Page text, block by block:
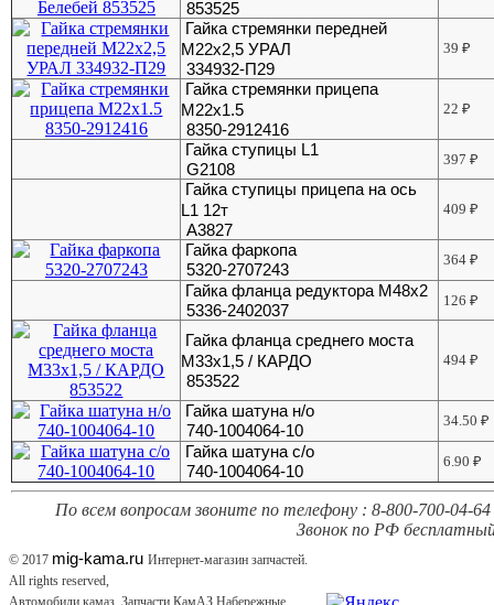
853525
Гайка стремянки передней
М22х2,5 УРАЛ
334932-П29
39₽
Гайка стремянки прицепа
М22х1.5
8350-2912416
22₽
Гайка ступицы L1
G2108
397₽
Гайка ступицы прицепа на ось
L1 12т
А3827
409₽
Гайка фаркопа
5320-2707243
364₽
Гайка фланца редуктора М48х2
5336-2402037
126₽
Гайка фланца среднего моста
М33х1,5 / КАРДО
853522
494₽
Гайка шатуна н/о
740-1004064-10
34.50₽
Гайка шатуна с/о
740-1004064-10
6.90₽
По всем вопросам звоните по телефону : 8-800-700-04-64
Звонок по РФ
© 2017 mig-kama.ru Интернет-магазин запчастей.
All rights reserved,
Автомобили камаз, Запчасти КамАЗ Набережные